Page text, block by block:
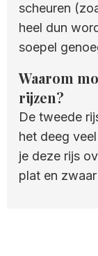
scheuren
heel dun
soepel
Waarom
rijzen?
De tweede
het deeg
je deze rijs
plat en